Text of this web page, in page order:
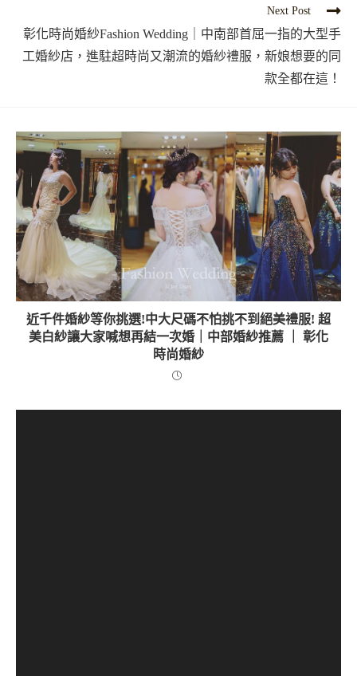
Next Post
彰化時尚婚紗Fashion Wedding｜中南部首屈一指的大型手
工婚紗店，進駐超時尚又潮流的婚紗禮服，新娘想要的同
款全都在這！
近千件婚紗等你挑選!中大尺碼不怕挑不到絕美禮服! 超
美白紗讓大家喊想再結一次婚｜中部婚紗推薦 ｜ 彰化
時尚婚紗